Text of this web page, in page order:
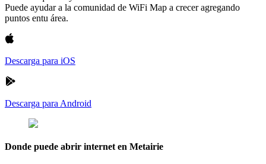
Puede ayudar a la comunidad de WiFi Map a crecer agregando
puntos entu área.
Descarga para iOS
Descarga para Android
Donde puede abrir internet en Metairie